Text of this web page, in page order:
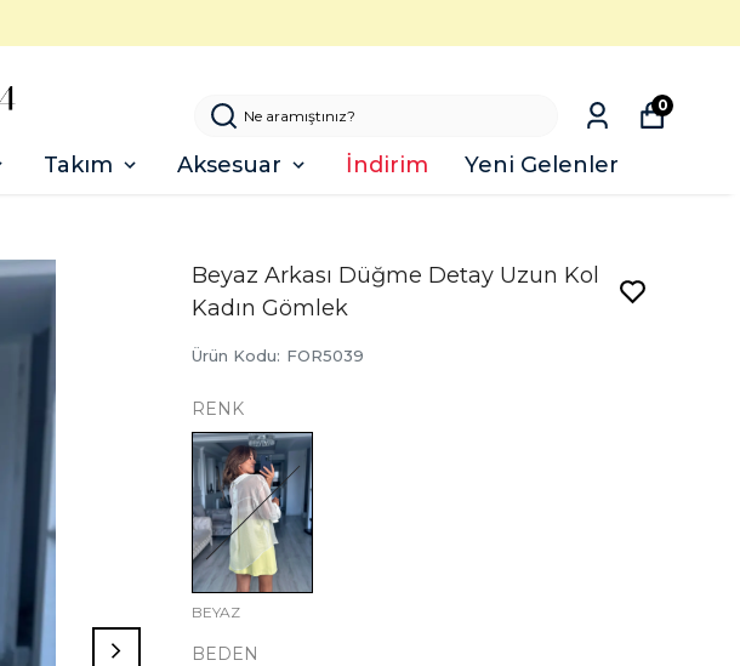
Takım Aksesuar İndirim Yeni Gelenler
0
Beyaz Arkası Düğme Detay Uzun Kol
Kadın Gömlek
Ürün Kodu: FOR5039
RENK
BEYAZ
BEDEN